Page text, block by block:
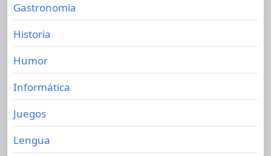
Gastronomia
Historia
Humor
Informática
Juegos
Lengua